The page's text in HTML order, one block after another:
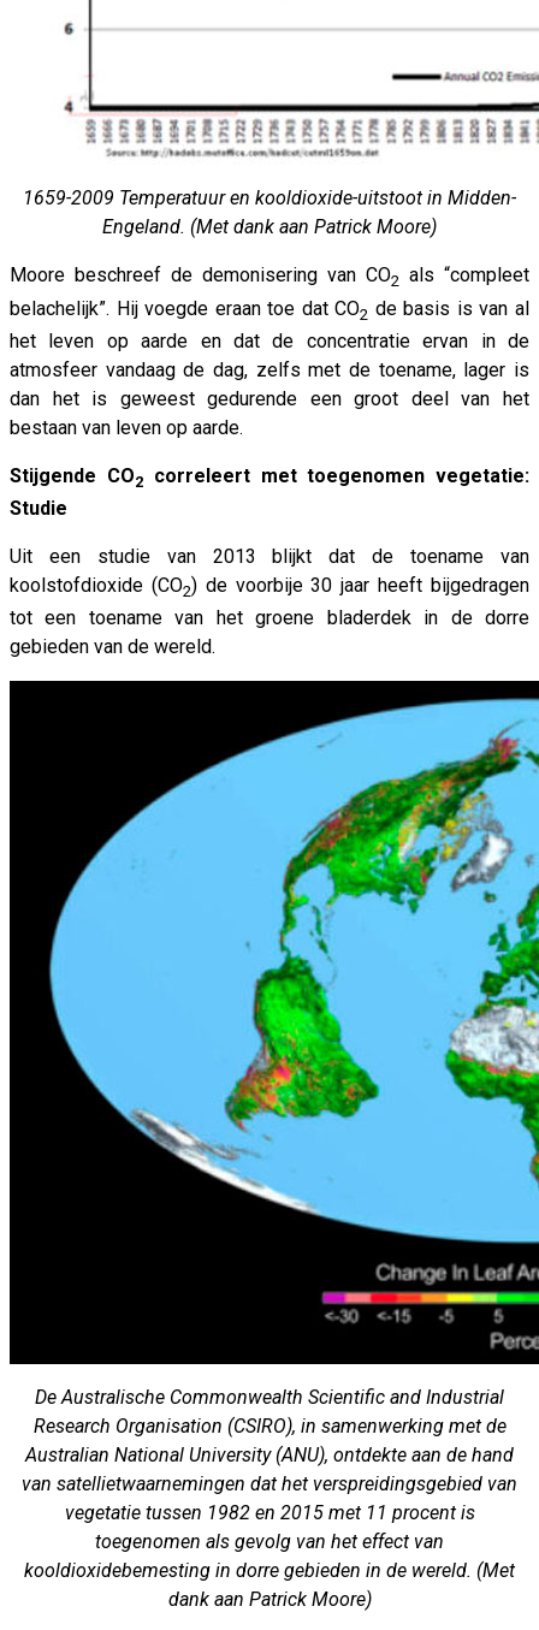
1659-2009 Temperatuur en kooldioxide-uitstoot in Midden-
Engeland. (Met dank aan Patrick Moore)
Moore beschreef de demonisering van CO2 als “compleet
belachelijk”. Hij voegde eraan toe dat CO2 de basis is van al
het leven op aarde en dat de concentratie ervan in de
atmosfeer vandaag de dag, zelfs met de toename, lager is
dan het is geweest gedurende een groot deel van het
bestaan van leven op aarde.
Stijgende CO2
correleert met toegenomen vegetatie:
Studie
Uit een studie van 2013 blijkt dat de toename van
koolstofdioxide (CO2) de voorbije 30 jaar heeft bijgedragen
tot een toename van het groene bladerdek in de dorre
gebieden van de wereld.
De Australische Commonwealth Scientific and Industrial
Research Organisation (CSIRO), in samenwerking met de
Australian National University (ANU), ontdekte aan de hand
van satellietwaarnemingen dat het verspreidingsgebied van
vegetatie tussen 1982 en 2015 met 11 procent is
toegenomen als gevolg van het effect van
kooldioxidebemesting in dorre gebieden in de wereld. (Met
dank aan Patrick Moore)